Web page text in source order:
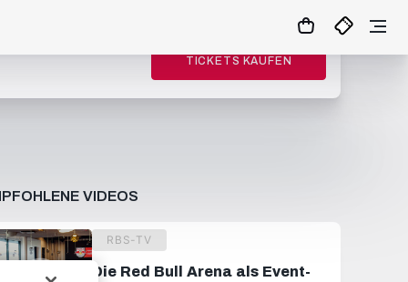
TICKETS KAUFEN
VIDEOS
RBS-TV
Die Red Bull Arena als Event-